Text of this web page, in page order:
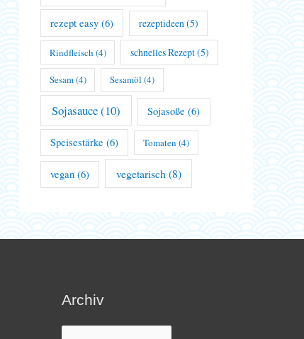
rezept easy (6) rezeptideen (5)
Rindfleisch (4) schnelles Rezept(5)
Sesam(4) Sesamöl (4)
Sojasauce(10) Sojasoße (6)
Speisestärke (6) Tomaten (4)
vegan (6) vegetarisch (8)
Archiv